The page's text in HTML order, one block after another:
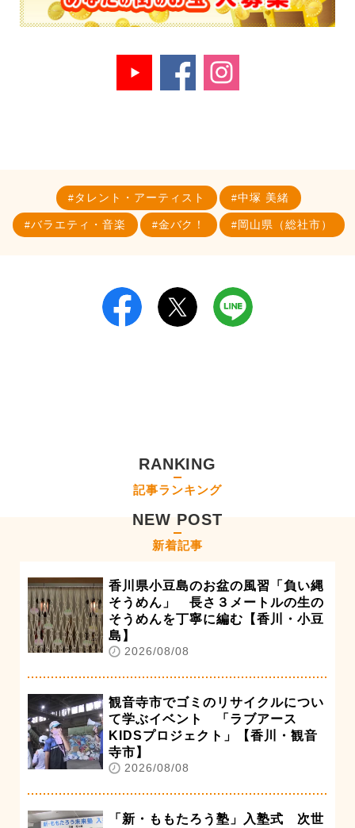
タレント・アーティスト 中塚 美緒
バラエティ・音楽 金バク！ 岡山県（総社市）
RANKING
記事ランキング
NEW POST
新着記事
香川県小豆島のお盆の風習「負い縄
そうめん」 長さ３メートルの生の
そうめんを丁寧に編む【香川・小豆
島】
2026/08/08
観音寺市でゴミのリサイクルについ
て学ぶイベント 「ラブアース
KIDSプロジェクト」【香川・観音
寺市】
2026/08/08
「新・ももたろう塾」入塾式 次世